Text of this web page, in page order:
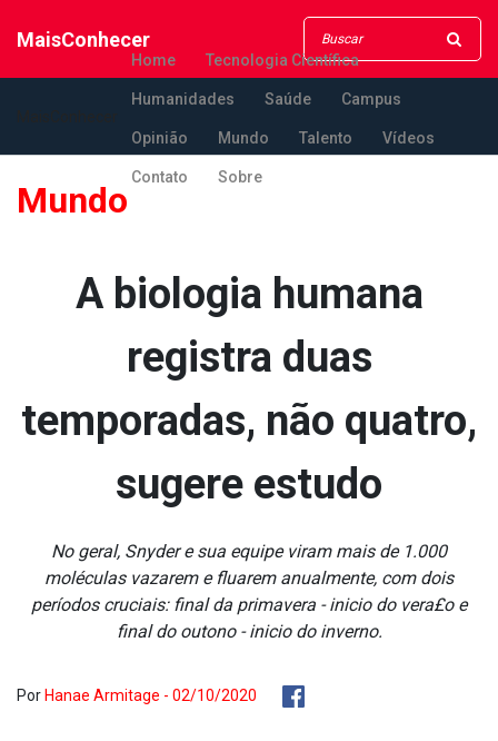
MaisConhecer
Home Tecnologia Científica
Humanidades Saúde Campus
Opinião Mundo Talento Vídeos
Contato Sobre
Mundo
A biologia humana
registra duas
temporadas, não quatro,
sugere estudo
No geral, Snyder e sua equipe viram mais de 1.000
moléculas vazarem e flua­rem anualmente, com dois
períodos cruciais: final da primavera - ini­cio do vera£o e
final do outono - ini­cio do inverno.
Por Hanae Armitage - 02/10/2020